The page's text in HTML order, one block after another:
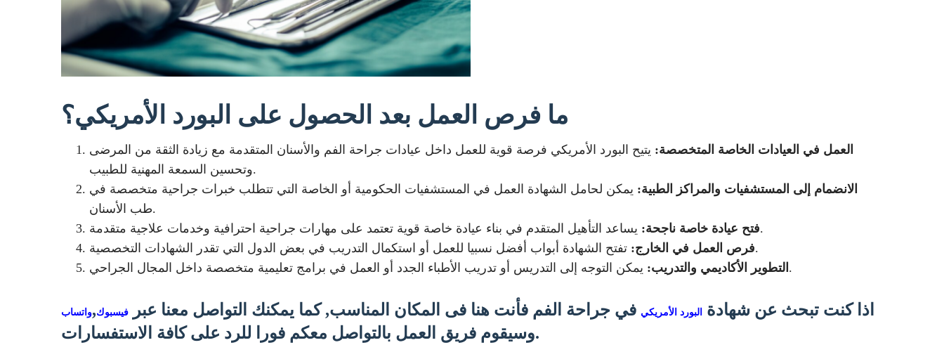
ما فرص العمل بعد الحصول على البورد الأمريكي؟
العمل في العيادات الخاصة المتخصصة: يتيح البورد الأمريكي فرصة قوية للعمل داخل عيادات جراحة الفم والأسنان المتقدمة مع زيادة الثقة من المرضى
وتحسين السمعة المهنية للطبيب.
الانضمام إلى المستشفيات والمراكز الطبية: يمكن لحامل الشهادة العمل في المستشفيات الحكومية أو الخاصة التي تتطلب خبرات جراحية متخصصة في
طب الأسنان.
فتح عيادة خاصة ناجحة:يساعد التأهيل المتقدم في بناء عيادة خاصة قوية تعتمد على مهارات جراحية احترافية وخدمات علاجية متقدمة.
فرص العمل في الخارج:تفتح الشهادة أبواب أفضل نسبيا للعمل أو استكمال التدريب في بعض الدول التي تقدر الشهادات التخصصية.
التطوير الأكاديمي والتدريب: يمكن التوجه إلى التدريس أو تدريب الأطباء الجدد أو العمل في برامج تعليمية متخصصة داخل المجال الجراحي.
اذا كنت تبحث عن شهادة البورد الأمريكي في جراحة الفم فأنت هنا فى المكان المناسب, كما يمكنك التواصل معنا عبر فيسبوك,واتساب
وسيقوم فريق العمل بالتواصل معكم فورا للرد على كافة الاستفسارات.